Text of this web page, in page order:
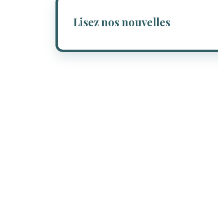
Lisez nos nouvelles